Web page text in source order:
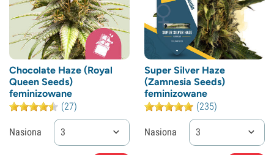
Chocolate Haze (Royal
Queen Seeds)
feminizowane
(27)
Nasiona 3
Super Silver Haze
(Zamnesia Seeds)
feminizowane
(235)
Nasiona 3